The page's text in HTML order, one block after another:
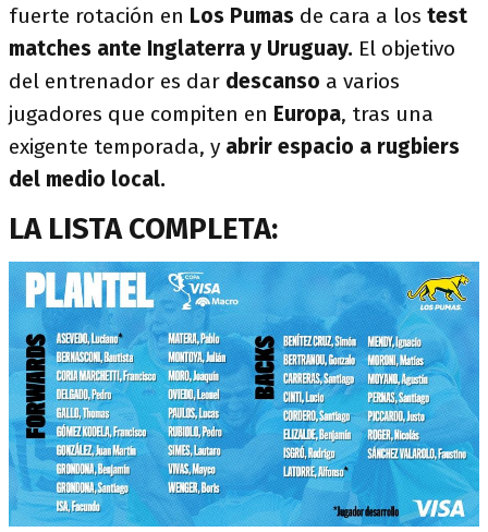
fuerte rotación en Los Pumas de cara a los test
matches ante Inglaterra y Uruguay. El objetivo
del entrenador es dar descanso a varios
jugadores que compiten en Europa, tras una
exigente temporada, y abrir espacio a rugbiers
del medio local.
LA LISTA COMPLETA: